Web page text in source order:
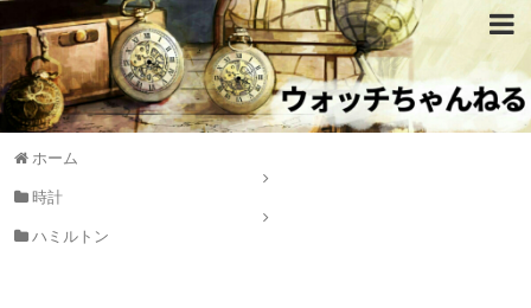
ホーム
時計
ハミルトン